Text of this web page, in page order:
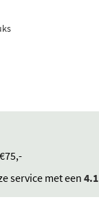
service met een 4.1